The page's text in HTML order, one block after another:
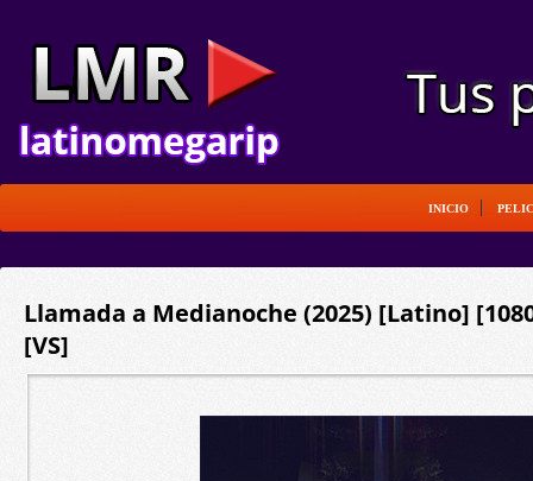
INICIO
Llamada a Medianoche (2025) [Latino]
[VS]